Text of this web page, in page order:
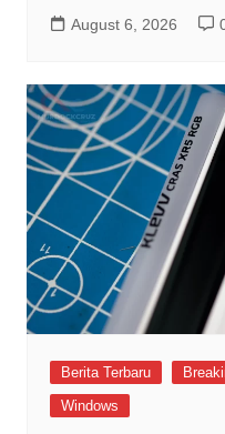
August 6, 2026
Berita Terbaru
Windows